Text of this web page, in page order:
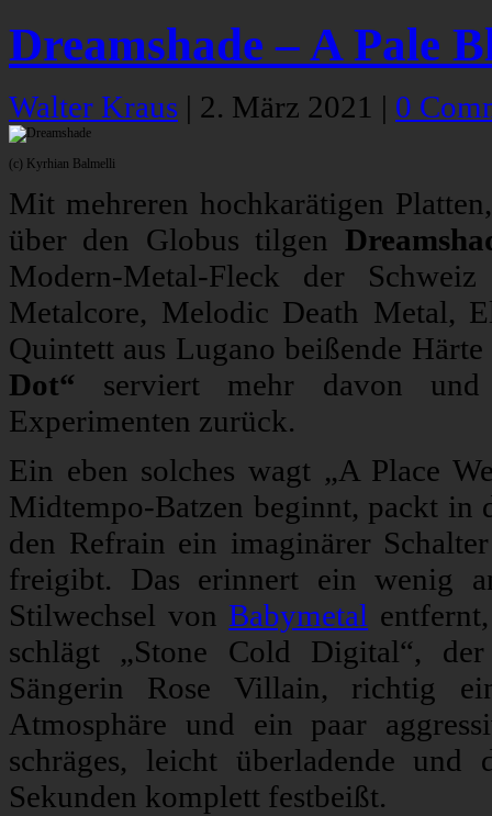
Dreamshade – A Pale
Walter Kraus | 2. März 2021 | 0
(c) Kyrhian Balmelli
Mit mehreren hochkarätigen
über den Globus tilgen
Modern-Metal-Fleck der
Metalcore, Melodic Death Metal,
Quintett aus Lugano beißende
Dot“ serviert mehr davon und
Experimenten zurück.
Ein eben solches wagt „A Place
Midtempo-Batzen beginnt, packt in
den Refrain ein imaginärer
freigibt. Das erinnert ein wenig
Stilwechsel vonBabymetal
schlägt „Stone Cold Digital“,
Sängerin Rose Villain, richtig
Atmosphäre und ein paar
schräges, leicht überladende
Sekunden komplett festbeißt.